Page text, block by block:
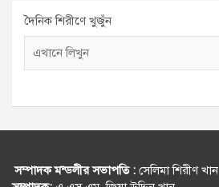
দৈনিক শিরীণে খুজুঁন
সম্পাদক মন্ডলীর সভাপতি : সেলিমা শিরীণ খান